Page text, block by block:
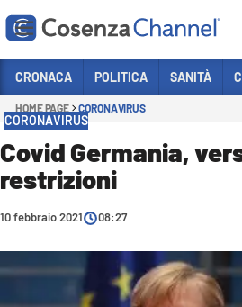
Sezioni
CRONACA
POLITICA
ITALIA MONDO
CRONACA POLITICA SANITÀ
HOME PAGE CORONAVIRUS
CORONAVIRUS
Covid Germania,
restrizioni
10 febbraio 2021 08:27